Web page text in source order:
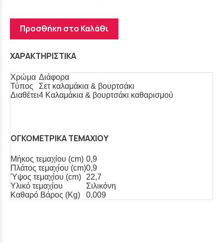
Προσθήκη στο Καλάθι
ΧΑΡΑΚΤΗΡΙΣΤΙΚΑ
Χρώμα Διάφορα
Τύπος
Σετ καλαμάκια & βουρτσάκι
Διαθέτει4 Καλαμάκια & βουρτσάκι καθαρισμού
ΟΓΚΟΜΕΤΡΙΚΑ ΤΕΜΑΧΙΟΥ
Μήκος τεμαχίου (cm) 0,9
Πλάτος τεμαχίου (cm)0,9
Ύψος τεμαχίου (cm)
22,7
Υλικό τεμαχίου
Σιλικόνη
Καθαρό Βάρος (Kg)
0,009